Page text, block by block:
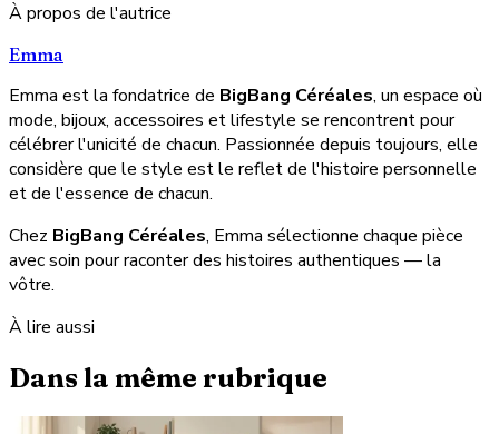
À propos de l'autrice
Emma
Emma est la fondatrice de BigBang Céréales, un espace où
mode, bijoux, accessoires et lifestyle se rencontrent pour
célébrer l'unicité de chacun. Passionnée depuis toujours, elle
considère que le style est le reflet de l'histoire personnelle
et de l'essence de chacun.
Chez BigBang Céréales, Emma sélectionne chaque pièce
avec soin pour raconter des histoires authentiques — la
vôtre.
À lire aussi
Dans la même rubrique